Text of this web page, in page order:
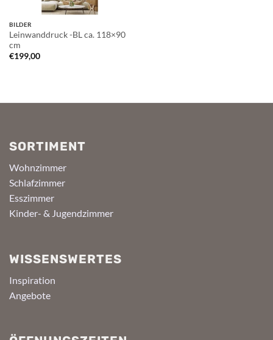
BILDER
Leinwanddruck -BL ca. 118×90
cm
€199,00
SORTIMENT
Wohnzimmer
Schlafzimmer
Esszimmer
Kinder- & Jugendzimmer
WISSENSWERTES
Inspiration
Angebote